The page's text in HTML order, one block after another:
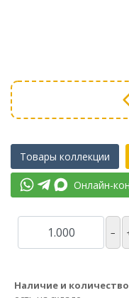
Товары коллекции
Онлайн-
–
Наличие и